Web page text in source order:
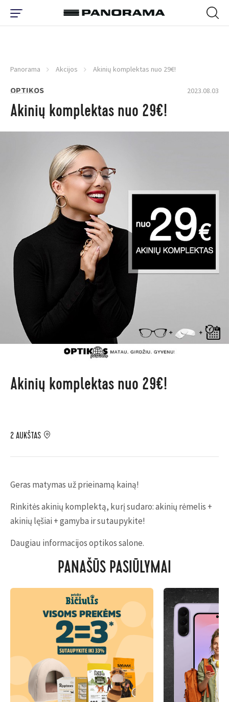
Panorama Akcijos Akinių komplektas nuo 29€!
OPTIKOS 2023.08.03
Akinių komplektas nuo 29€!
Akinių komplektas nuo 29€!
2 AUKŠTAS
Geras matymas už prieinamą kainą!
Rinkitės akinių komplektą, kurį sudaro: akinių rėmelis +
akinių lęšiai + gamyba ir sutaupykite!
Daugiau informacijos optikos salone.
PANAŠŪS PASIŪLYMAI